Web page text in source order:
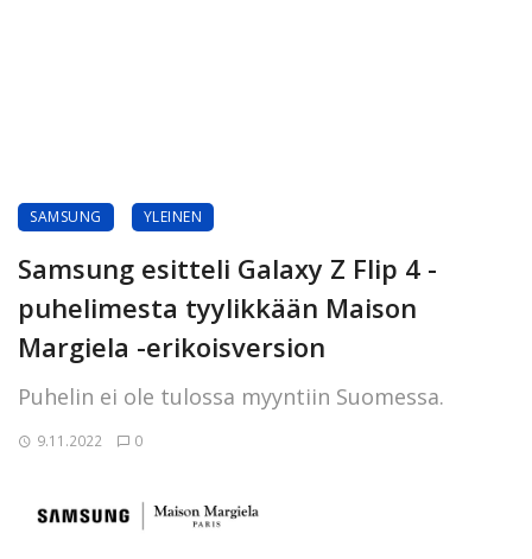
SAMSUNG YLEINEN
Samsung esitteli Galaxy Z Flip 4 -
puhelimesta tyylikkään Maison
Margiela -erikoisversion
Puhelin ei ole tulossa myyntiin Suomessa.
9.11.2022 0